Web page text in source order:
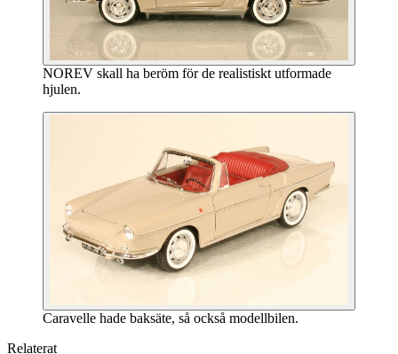
NOREV skall ha beröm för de realistiskt utformade
hjulen.
Caravelle hade baksäte, så också modellbilen.
Relaterat